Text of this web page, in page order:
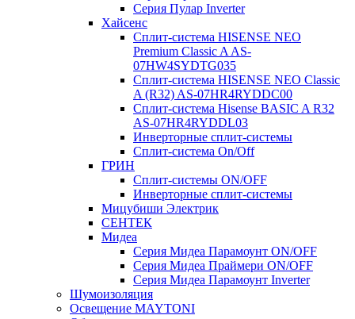
Серия Пулар Inverter
Хайсенс
Сплит-система HISENSE NEO
Premium Classic A AS-
07HW4SYDTG035
Сплит-система HISENSE NEO Classic
A (R32) AS-07HR4RYDDC00
Сплит-система Hisense BASIC A R32
AS-07HR4RYDDL03
Инверторные сплит-системы
Сплит-система On/Off
ГРИН
Сплит-системы ON/OFF
Инверторные сплит-системы
Мицубиши Электрик
СЕНТЕК
Мидеа
Серия Мидеа Парамоунт ON/OFF
Серия Мидеа Праймери ON/OFF
Серия Мидеа Парамоунт Inverter
Шумоизоляция
Освещение MAYTONI